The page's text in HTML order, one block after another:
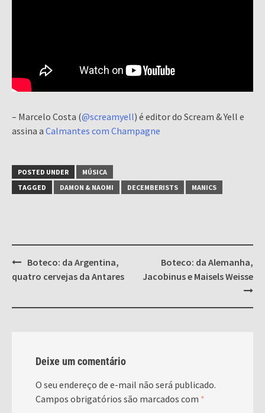
– Marcelo Costa (@screamyell) é editor do Scream & Yell e
assina a Calmantes com Champagne
POSTED UNDER
MÚSICA
TAGGED
DAMON & NAOMI DECEMBERISTS MANICS
Post
navigation
Boteco: da Argentina,
quatro cervejas da Antares
Boteco: da Alemanha,
Jacobinus e Maisels Weisse
Deixe um comentário
O seu endereço de e-mail não será publicado.
Campos obrigatórios são marcados com *